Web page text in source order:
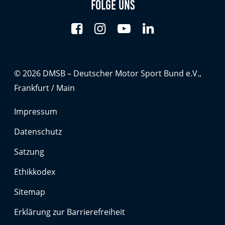
Folge uns
© 2026 DMSB – Deutscher Motor Sport Bund e.V.,
Frankfurt / Main
Impressum
Datenschutz
Satzung
Ethikkodex
Sitemap
Erklärung zur Barrierefreiheit
Google Maps
Anbieter:
Cookies, die ggf. zur Einbettung und Bereitstellung
von interaktiven Karten auf unserer Website gesetzt
werden.
Marketing